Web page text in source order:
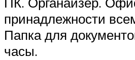
принадлежности
Папка для
часы.